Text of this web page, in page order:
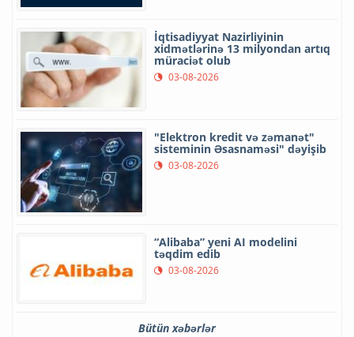
İqtisadiyyat Nazirliyinin
xidmətlərinə 13 milyondan artıq
müraciət olub
03-08-2026
"Elektron kredit və zəmanət"
sisteminin Əsasnaməsi" dəyişib
03-08-2026
“Alibaba” yeni AI modelini
təqdim edib
03-08-2026
Bütün xəbərlər